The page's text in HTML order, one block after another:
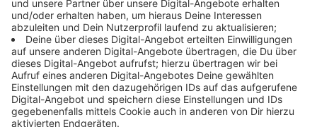
Das Interview mit Laura Potting
Anzeige
©Ambulance for Kids